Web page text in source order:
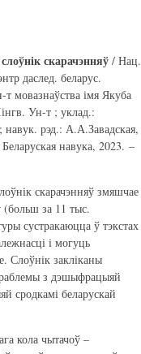
скарачэнняў / Нац.
даслед. беларус.
т мовазнаўства імя Якуба
Ун-т ; уклад.:
рэд.: А.А.Завадская,
навука, 2023. –
скарачэнняў змяшчае
(больш за 11 тыс.
сустракаюцца ў тэкстах
і могуць
Слоўнік закліканы
з дэшыфрацыяй
сродкамі беларускай
кола чытачоў –